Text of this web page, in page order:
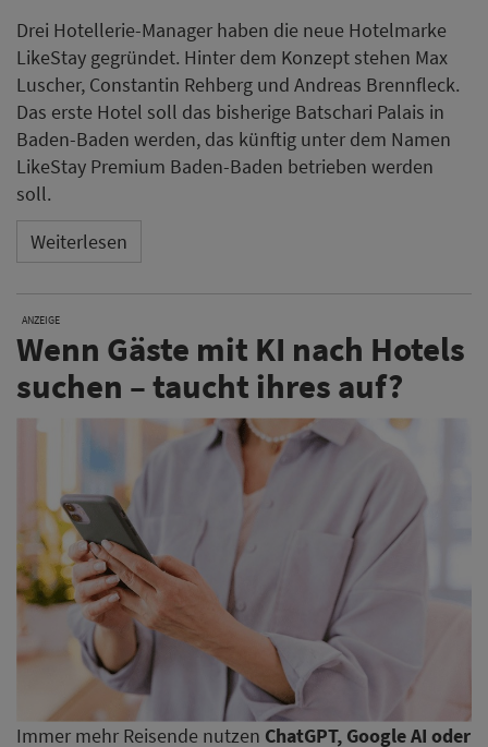
Drei Hotellerie-Manager​​​​​​​ haben die neue Hotelmarke
LikeStay gegründet. Hinter dem Konzept stehen Max
Luscher, Constantin Rehberg und Andreas Brennfleck.
Das erste Hotel soll das bisherige Batschari Palais in
Baden-Baden werden, das künftig unter dem Namen
LikeStay Premium Baden-Baden betrieben werden
soll.
Weiterlesen
ANZEIGE
Wenn Gäste mit KI nach Hotels
suchen – taucht ihres auf?
Immer mehr Reisende nutzen ChatGPT, Google AI oder